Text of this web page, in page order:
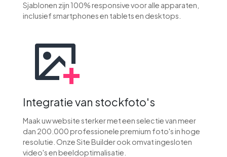
Sjablonen zijn 100% responsive voor alle apparaten,
inclusief smartphones en tablets en desktops.
Integratie van stockfoto's
Maak uw website sterker met een selectie van meer
dan 200.000 professionele premium foto's in hoge
resolutie. Onze Site Builder ook omvat ingesloten
video's en beeldoptimalisatie.